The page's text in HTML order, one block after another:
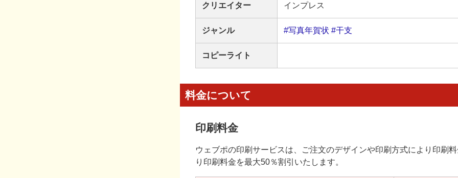
クリエイター インプレス
ジャンル #写真年賀状 #干支
コピーライト
料金について
印刷料金
ウェブポの印刷サービスは、ご注文のデザインや印刷方式により印刷
り印刷料金を最大50％割引いたします。